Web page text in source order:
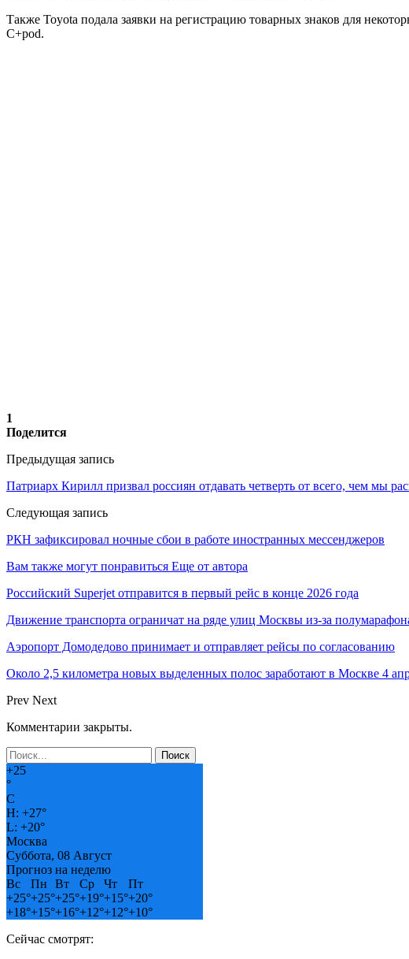
Также Toyota подала заявки на регистрацию товарных знаков для
C+pod.
1
Поделится
Предыдущая запись
Патриарх Кирилл призвал россиян отдавать четверть от всего, чем мы
Следующая запись
РКН зафиксировал ночные сбои в работе иностранных мессенджеров
Вам также могут понравиться Еще от автора
Российский Superjet отправится в первый рейс в конце 2026 года
Движение транспорта ограничат на ряде улиц Москвы из-за
Аэропорт Домодедово принимает и отправляет рейсы по согласованию
Около 2,5 километра новых выделенных полос заработают в Москве 4
Prev Next
Комментарии закрыты.
+25
°
C
H: +27°
L: +20°
Москва
Суббота, 08 Август
Прогноз на неделю
Вс
Пн Вт Ср Чт
Пт
+25°+25°+25°+19°+15°+20°
+18°+15°+16°+12°+12°+10°
Сейчас смотрят: